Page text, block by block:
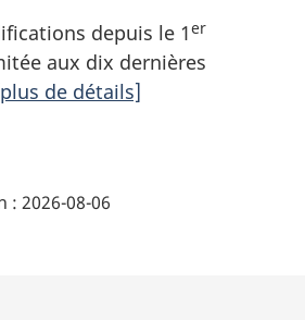
depuis le 1er
aux dix dernières
de détails]
: 2026-08-06